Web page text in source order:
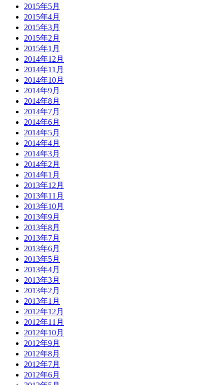
2015年5月
2015年4月
2015年3月
2015年2月
2015年1月
2014年12月
2014年11月
2014年10月
2014年9月
2014年8月
2014年7月
2014年6月
2014年5月
2014年4月
2014年3月
2014年2月
2014年1月
2013年12月
2013年11月
2013年10月
2013年9月
2013年8月
2013年7月
2013年6月
2013年5月
2013年4月
2013年3月
2013年2月
2013年1月
2012年12月
2012年11月
2012年10月
2012年9月
2012年8月
2012年7月
2012年6月